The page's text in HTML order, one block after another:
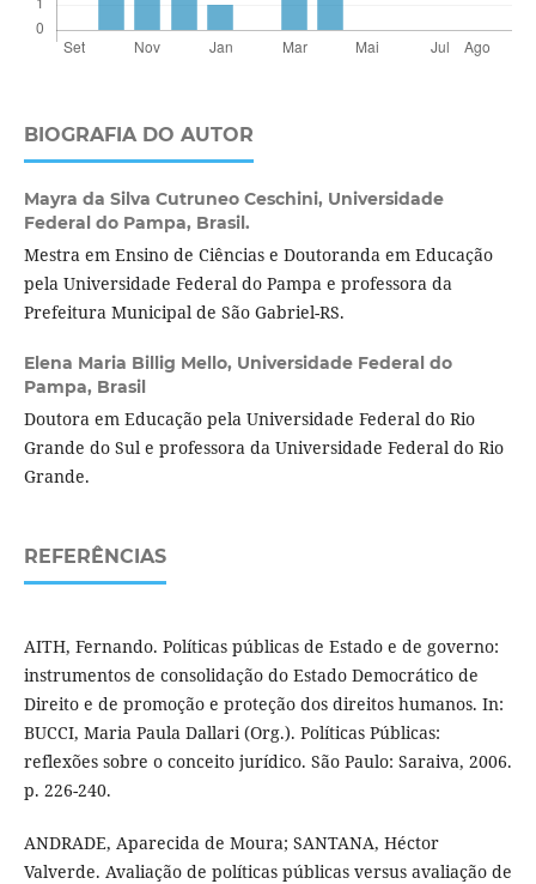
BIOGRAFIA DO AUTOR
Mayra da Silva Cutruneo Ceschini, Universidade
Federal do Pampa, Brasil.
Mestra em Ensino de Ciências e Doutoranda em Educação
pela Universidade Federal do Pampa e professora da
Prefeitura Municipal de São Gabriel-RS.
Elena Maria Billig Mello, Universidade Federal do
Pampa, Brasil
Doutora em Educação pela Universidade Federal do Rio
Grande do Sul e professora da Universidade Federal do Rio
Grande.
REFERÊNCIAS
AITH, Fernando. Políticas públicas de Estado e de governo:
instrumentos de consolidação do Estado Democrático de
Direito e de promoção e proteção dos direitos humanos. In:
BUCCI, Maria Paula Dallari (Org.). Políticas Públicas:
reflexões sobre o conceito jurídico. São Paulo: Saraiva, 2006.
p. 226-240.
ANDRADE, Aparecida de Moura; SANTANA, Héctor
Valverde. Avaliação de políticas públicas versus avaliação de